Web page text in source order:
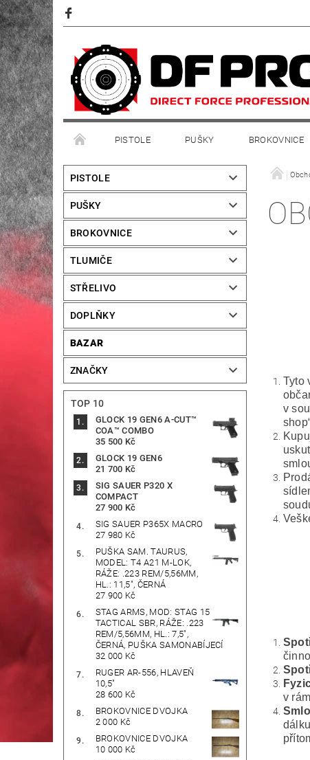
PISTOLE PUŠKY BROKOVNICE
PISTOLE
PUŠKY
BROKOVNICE
TLUMIČE
STŘELIVO
DOPLŇKY
BAZAR
ZNAČKY
TOP 10
GLOCK 19 GEN6 A-CUT™
COA™ COMBO
35 500 Kč
GLOCK 19 GEN6
21 700 Kč
SIG SAUER P320 X
COMPACT
27 900 Kč
SIG SAUER P365X MACRO
27 980 Kč
PUŠKA SAM. TAURUS,
MODEL: T4 A21 M-LOK,
RÁŽE: .223 REM/5,56MM,
HL.: 11,5", ČERNÁ
27 900 Kč
STAG ARMS, MOD: STAG 15
TACTICAL SBR, RÁŽE: .223
REM/5,56MM, HL.: 7,5",
ČERNÁ, PUŠKA SAMONABÍJECÍ
32 000 Kč
RUGER AR-556, HLAVEŇ
10,5"
28 600 Kč
BROKOVNICE DVOJKA
2 000 Kč
BROKOVNICE DVOJKA
10 000 Kč
Tyto
v
v